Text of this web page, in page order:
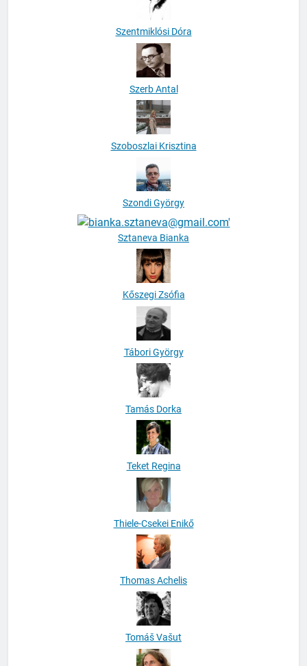
Szentmiklósi Dóra
Szerb Antal
Szoboszlai Krisztina
Szondi György
Sztaneva Bianka
Kőszegi Zsófia
Tábori György
Tamás Dorka
Teket Regina
Thiele-Csekei Enikő
Thomas Achelis
Tomáš Vašut